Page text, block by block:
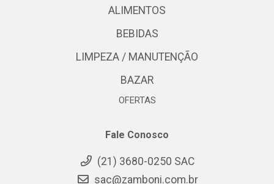
ALIMENTOS
BEBIDAS
LIMPEZA / MANUTENÇÃO
BAZAR
OFERTAS
Fale Conosco
(21) 3680-0250 SAC
sac@zamboni.com.br